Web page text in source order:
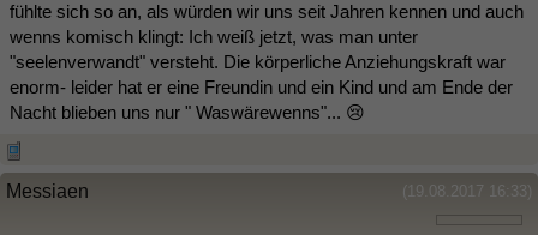
fühlte sich so an, als würden wir uns seit Jahren kennen und auch
wenns komisch klingt: Ich weiß jetzt, was man unter
"seelenverwandt" versteht. Die körperliche Anziehungskraft war
enorm- leider hat er eine Freundin und ein Kind und am Ende der
Nacht blieben uns nur " Waswärewenns"... 😢
(19.08.2017 16:33)
Messiaen